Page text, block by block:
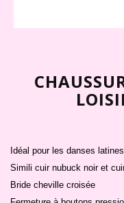
Idéal pour les danses
Simili cuir nubuck noir et
Bride cheville croisée